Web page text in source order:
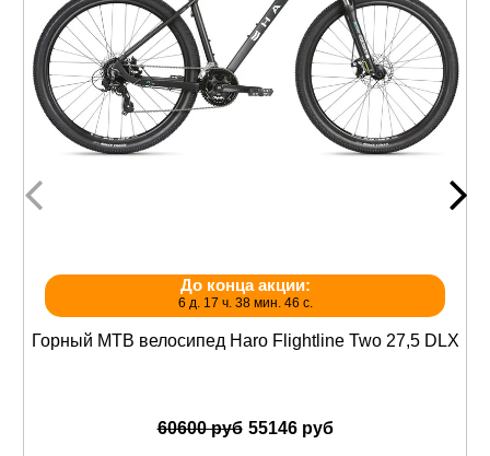
До конца акции:
6 д. 17 ч. 38 мин. 46 с.
Горный MTB велосипед Haro Flightline Two 27,5 DLX
60600 руб 55146 руб